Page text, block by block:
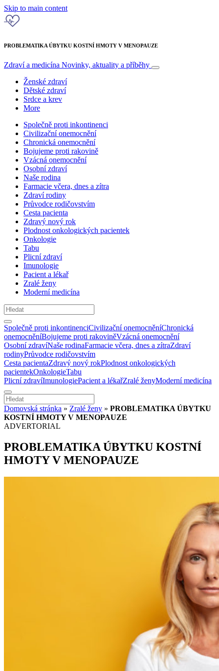
Skip to main content
PROBLEMATIKA ÚBYTKU KOSTNÍ HMOTY V MENOPAUZE
Zdraví a medicína Novinky, aktuality a příběhy
Ženské zdraví
Dětské zdraví
Srdce a krev
More
Společně proti inkontinenci
Civilizační onemocnění
Chronická onemocnění
Bojujeme proti rakovině
Vzácná onemocnění
Osobní zdraví
Naše rodina
Farmacie včera, dnes a zítra
Zdraví rodiny
Průvodce rodičovstvím
Cesta pacienta
Zdravý nový rok
Plodnost onkologických pacientek
Onkologie
Tabu
Plicní zdraví
Imunologie
Pacient a lékař
Zralé ženy
Moderní medicína
Společně proti inkontinenciCivilizační onemocněníChronická
onemocněníBojujeme proti rakoviněVzácná onemocnění
Osobní zdravíNaše rodinaFarmacie včera, dnes a zítraZdraví
rodinyPrůvodce rodičovstvím
Cesta pacientaZdravý nový rokPlodnost onkologických
pacientekOnkologieTabu
Plicní zdravíImunologiePacient a lékařZralé ženyModerní medicína
Domovská stránka » Zralé ženy » PROBLEMATIKA ÚBYTKU
KOSTNÍ HMOTY V MENOPAUZE
ADVERTORIAL
PROBLEMATIKA ÚBYTKU KOSTNÍ
HMOTY V MENOPAUZE